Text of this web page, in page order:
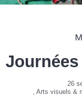
26
, Arts visuels &